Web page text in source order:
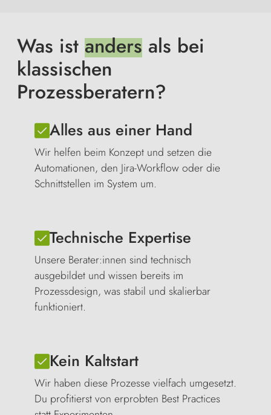
Was ist anders als bei
klassischen
Prozessberatern?
Alles aus einer Hand
Wir helfen beim Konzept und setzen die
Automationen, den Jira-Workflow oder die
Schnittstellen im System um.
Technische Expertise
Unsere Berater:innen sind technisch
ausgebildet und wissen bereits im
Prozessdesign, was stabil und skalierbar
funktioniert.
Kein Kaltstart
Wir haben diese Prozesse vielfach umgesetzt.
Du profitierst von erprobten Best Practices